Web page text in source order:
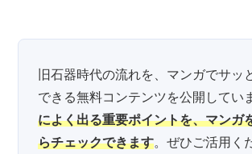
旧石器時代の流れを、マンガでサッ
できる無料コンテンツを公開してい
によく出る重要ポイントを、マンガ
らチェックできます。ぜひご活用く